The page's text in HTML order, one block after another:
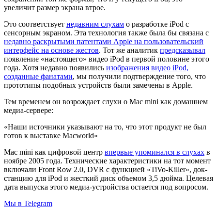
увеличит размер экрана втрое.
Это соответствует недавним слухам о разработке iPod с
сенсорным экраном. Эта технология также была бы связана с
недавно раскрытыми патентами Apple на пользовательский
интерфейс на основе жестов. Тот же аналитик предсказывал
появление «настоящего» видео iPod в первой половине этого
года. Хотя недавно появились изображения видео iPod,
созданные фанатами, мы получили подтверждение того, что
прототипы подобных устройств были замечены в Apple.
Тем временем он возрождает слухи о Mac mini как домашнем
медиа-сервере:
«Наши источники указывают на то, что этот продукт не был
готов к выставке Macworld»
Mac mini как цифровой центр впервые упоминался в слухах в
ноябре 2005 года. Технические характеристики на тот момент
включали Front Row 2.0, DVR с функцией «TiVo-Killer», док-
станцию для iPod и жесткий диск объемом 3,5 дюйма. Целевая
дата выпуска этого медиа-устройства остается под вопросом.
Мы в Telegram